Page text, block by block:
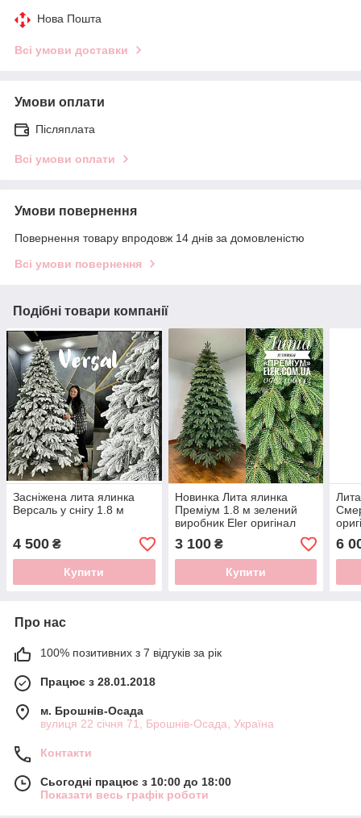
Нова Пошта
Всі умови доставки
Умови оплати
Післяплата
Всі умови оплати
Умови повернення
Повернення товару впродовж 14 днів за домовленістю
Всі умови повернення
Подібні товари компанії
Засніжена лита ялинка
Версаль у снігу 1.8 м
4 500 ₴
Купити
Новинка Лита ялинка
Преміум 1.8 м зелений
виробник Eler оригінал
3 100₴
Купити
6
Про нас
100% позитивних з 7 відгуків за рік
Працює з 28.01.2018
м. Брошнів-Осада
вулиця 22 січня 71, Брошнів-Осада, Україна
Контакти
Сьогодні працює з 10:00 до 18:00
Показати весь графік роботи